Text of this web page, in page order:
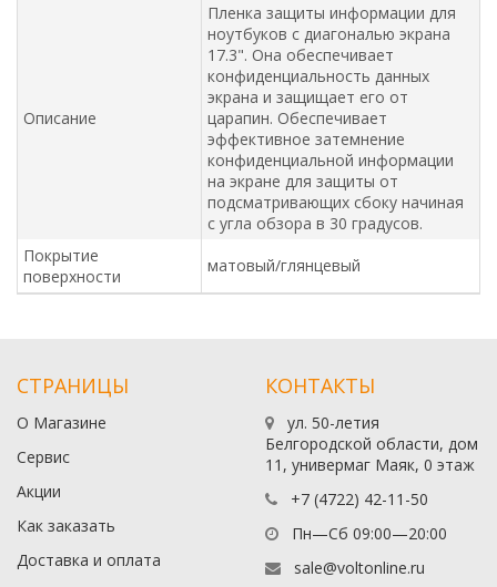
Описание
Пленка защиты информации для
ноутбуков с диагональю экрана
17.3". Она обеспечивает
конфиденциальность данных
экрана и защищает его от
царапин. Обеспечивает
эффективное затемнение
конфиденциальной информации
на экране для защиты от
подсматривающих сбоку начиная
с угла обзора в 30 градусов.
Покрытие
поверхности
матовый/глянцевый
СТРАНИЦЫ
О Магазине
Сервис
Акции
Как заказать
Доставка и оплата
КОНТАКТЫ
ул. 50-летия
Белгородской области, дом
11, универмаг Маяк, 0 этаж
+7 (4722) 42-11-50
Пн—Сб 09:00—20:00
sale@voltonline.ru